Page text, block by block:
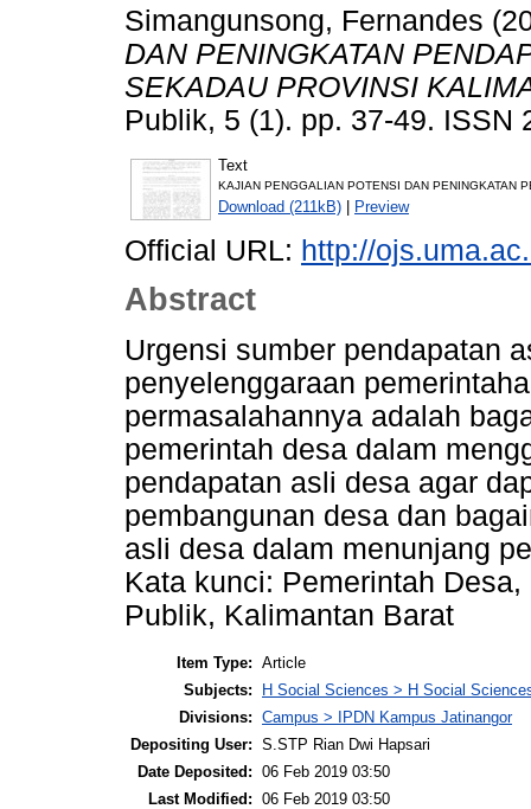
Simangunsong, Fernandes
DAN PENINGKATAN
SEKADAU PROVINSI
Publik, 5 (1). pp. 37-49. ISSN
Text
KAJIAN PENGGALIAN POTENSI DAN PENINGKATAN
Download (211kB) | Preview
Official URL: http://
Abstract
Urgensi sumber pendapatan
penyelenggaraan
permasalahannya adalah
pemerintah desa dalam
pendapatan asli desa agar
pembangunan desa dan
asli desa dalam menunjang
Kata kunci: Pemerintah
Publik, Kalimantan Barat
Item Type: Article
Subjects:
H Social Sciences > H Social
Divisions: Campus > IPDN Kampus Jatinangor
Depositing User: S.STP Rian Dwi Hapsari
Date Deposited: 06 Feb 2019 03:50
Last Modified: 06 Feb 2019 03:50